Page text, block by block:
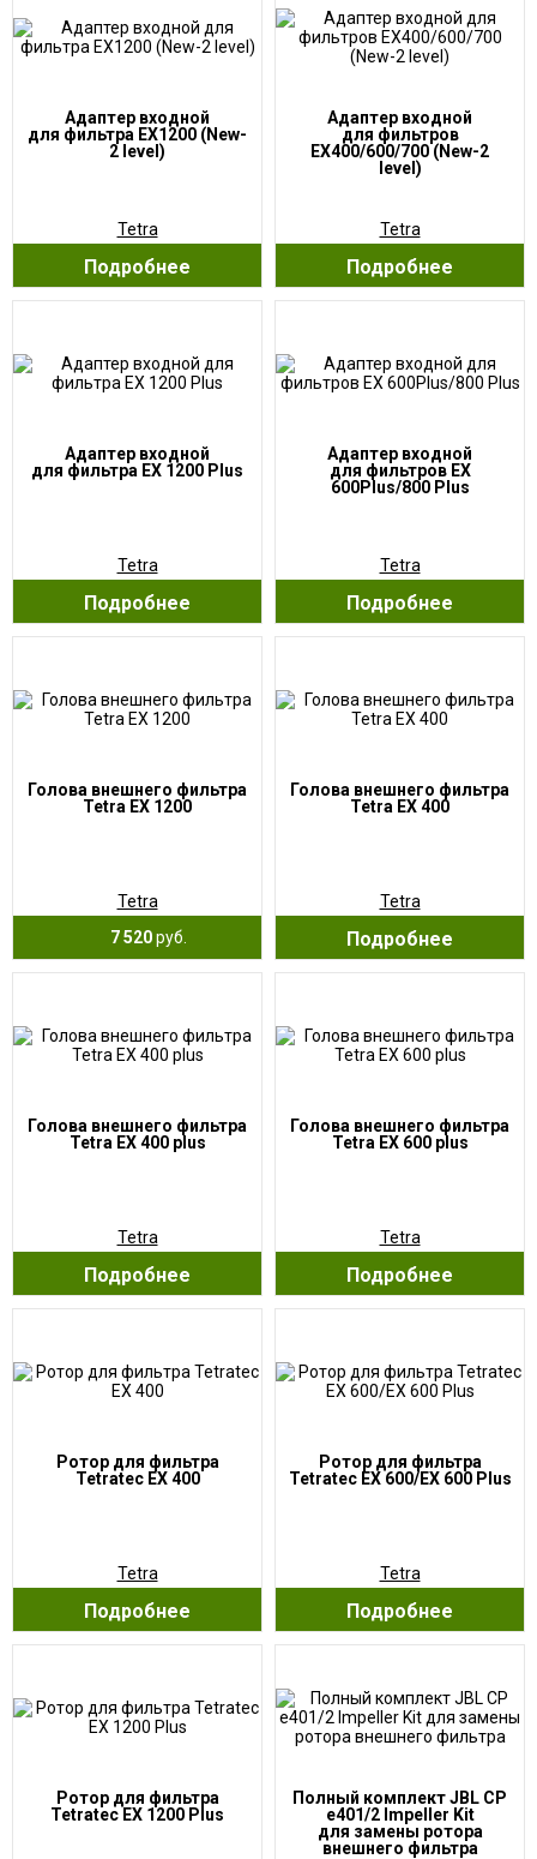
Адаптер входной
для фильтра EX1200 (New-
2 level)
Tetra
Подробнее
Адаптер входной
для фильтров
EX400/600/700 (New-2
level)
Tetra
Подробнее
Адаптер входной
для фильтра EX 1200 Plus
Tetra
Подробнее
Адаптер входной
для фильтров EX
600Plus/800 Plus
Tetra
Подробнее
Голова внешнего фильтра
Tetra EX 1200
Tetra
7 520руб.
Голова внешнего фильтра
Tetra EX 400
Tetra
Подробнее
Голова внешнего фильтра
Tetra EX 400 plus
Tetra
Подробнее
Голова внешнего фильтра
Tetra EX 600 plus
Tetra
Подробнее
Ротор для фильтра
Tetratec EX 400
Tetra
Подробнее
Ротор для фильтра
Tetratec EX 600/EX 600 Plus
Tetra
Подробнее
Ротор для фильтра
Tetratec EX 1200 Plus
Полный комплект JBL CP
e401/2 Impeller Kit
для замены ротора
внешнего фильтра